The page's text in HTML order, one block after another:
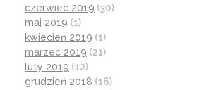
czerwiec 2019 (30)
maj 2019 (1)
kwiecień 2019 (1)
marzec 2019 (21)
luty 2019 (12)
grudzień 2018 (16)